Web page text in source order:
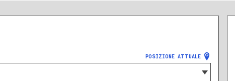
POSIZIONE ATTUALE